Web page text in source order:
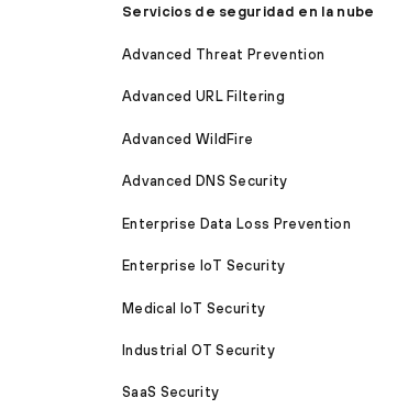
Servicios de seguridad en la nube
Advanced Threat Prevention
Advanced URL Filtering
Advanced WildFire
Advanced DNS Security
Enterprise Data Loss Prevention
Enterprise IoT Security
Medical IoT Security
Industrial OT Security
SaaS Security